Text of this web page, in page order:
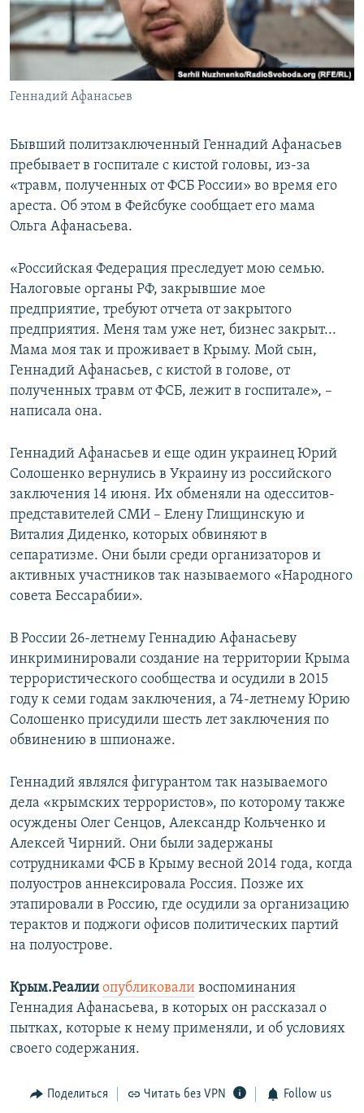
ПОБЕДИТЕЛЕЙ НЕ СУДЯТ?
КРЫМ.НЕПОКОРЕННЫЙ
УКРАИНСКАЯ ПРОБЛЕМА КРЫМА
ПРИСОЕДИНЯЙТЕСЬ!
Геннадий Афанасьев
Бывший политзаключенный Геннадий Афанасьев
пребывает в госпитале с кистой головы, из-за
«травм, полученных от ФСБ России» во время его
ареста. Об этом в Фейсбуке сообщает его мама
Ольга Афанасьева.
«Российская Федерация преследует мою семью.
Налоговые органы РФ, закрывшие мое
предприятие, требуют отчета от закрытого
предприятия. Меня там уже нет, бизнес закрыт...
Мама моя так и проживает в Крыму. Мой сын,
Геннадий Афанасьев, с кистой в голове, от
полученных травм от ФСБ, лежит в госпитале», –
написала она.
Геннадий Афанасьев и еще один украинец Юрий
Солошенко вернулись в Украину из российского
заключения 14 июня. Их обменяли на одесситов-
представителей СМИ – Елену Глищинскую и
Виталия Диденко, которых обвиняют в
сепаратизме. Они были среди организаторов и
активных участников так называемого «Народного
совета Бессарабии».
В России 26-летнему Геннадию Афанасьеву
инкриминировали создание на территории Крыма
террористического сообщества и осудили в 2015
году к семи годам заключения, а 74-летнему Юрию
Солошенко присудили шесть лет заключения по
обвинению в шпионаже.
Геннадий являлся фигурантом так называемого
дела «крымских террористов», по которому также
осуждены Олег Сенцов, Александр Кольченко и
Алексей Чирний. Они были задержаны
сотрудниками ФСБ в Крыму весной 2014 года, когда
полуостров аннексировала Россия. Позже их
этапировали в Россию, где осудили за организацию
терактов и поджоги офисов политических партий
на полуострове.
Крым.Реалии опубликовали воспоминания
Геннадия Афанасьева, в которых он рассказал о
пытках, которые к нему применяли, и об условиях
своего содержания.
Поделиться Читать без VPN Follow us